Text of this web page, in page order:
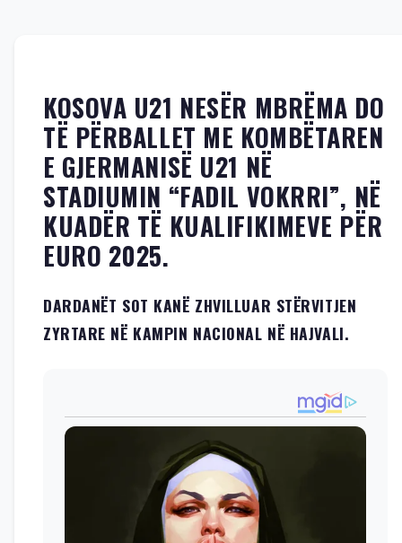
KOSOVA U21 NESËR MBRËMA DO
TË PËRBALLET ME KOMBËTAREN
E GJERMANISË U21 NË
STADIUMIN “FADIL VOKRRI”, NË
KUADËR TË KUALIFIKIMEVE PËR
EURO 2025.
DARDANËT SOT KANË ZHVILLUAR STËRVITJEN
ZYRTARE NË KAMPIN NACIONAL NË HAJVALI.